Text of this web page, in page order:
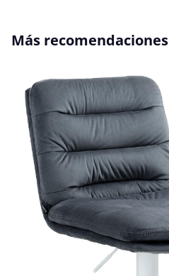
Omitir la galería de productos
Más recomendaciones